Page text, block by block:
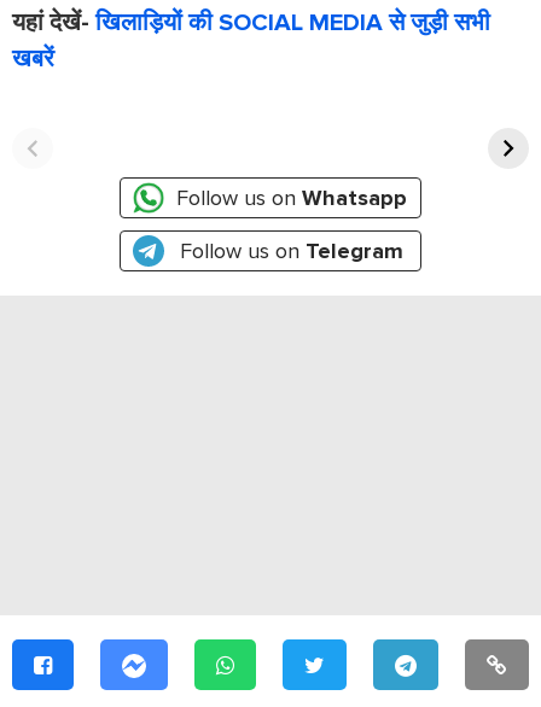
यहां देखें-खिलाड़ियों की SOCIAL MEDIA से जुड़ी सभी
खबरें
बल्लेबाज-
Follow us on Whatsapp
Follow us on Telegram